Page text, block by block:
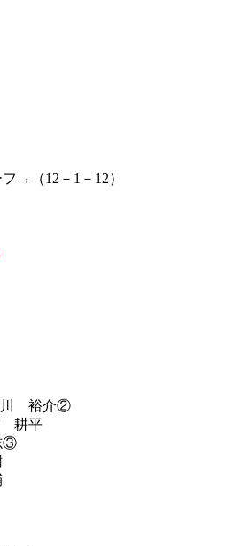
→（12－1－12）
川 裕介②
耕平
③